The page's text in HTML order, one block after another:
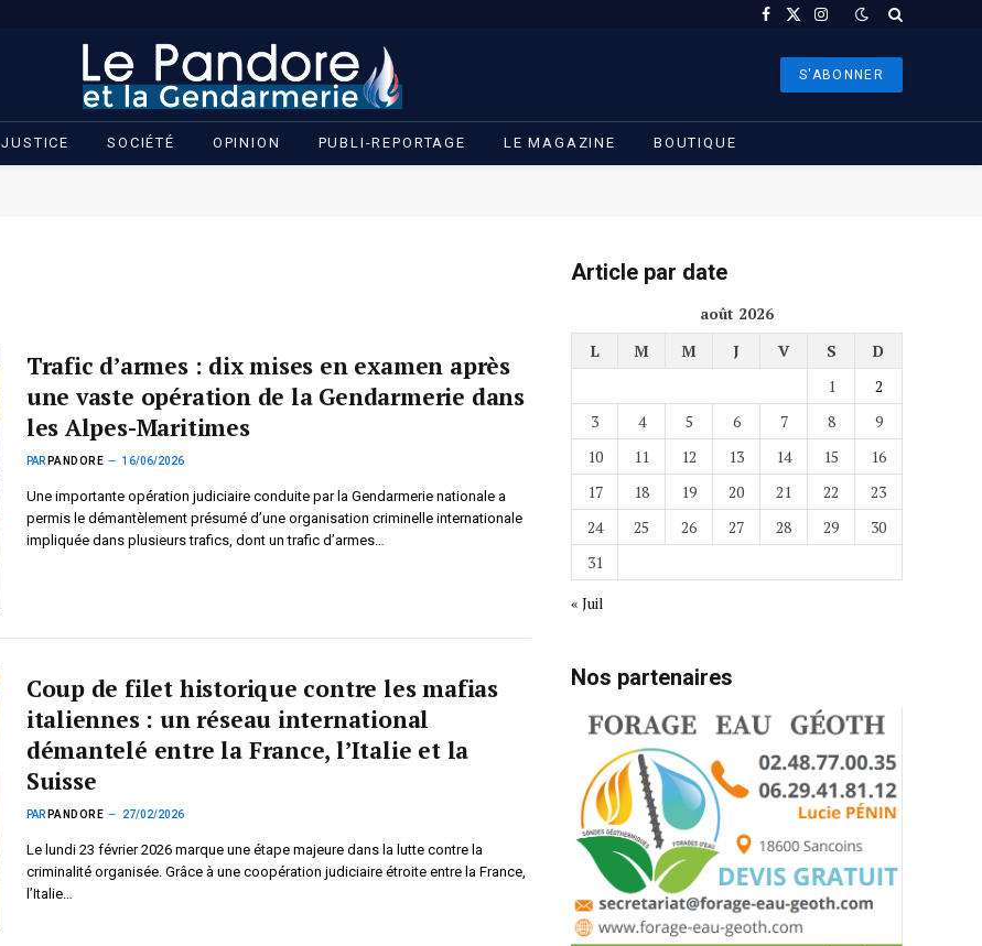
Facebook
X
Instagram
S'ABONNER
JUSTICE SOCIÉTÉ OPINION PUBLI-REPORTAGE LE MAGAZINE BOUTIQUE
Trafic d’armes : dix mises en examen après
une vaste opération de la Gendarmerie dans
les Alpes-Maritimes
PAR PANDORE 16/06/2026
Une importante opération judiciaire conduite par la Gendarmerie nationale a
permis le démantèlement présumé d’une organisation criminelle internationale
impliquée dans plusieurs trafics, dont un trafic d’armes…
Coup de filet historique contre les mafias
italiennes : un réseau international
démantelé entre la France, l’Italie et la
Suisse
PAR PANDORE 27/02/2026
Le lundi 23 février 2026 marque une étape majeure dans la lutte contre la
criminalité organisée. Grâce à une coopération judiciaire étroite entre la France,
l’Italie…
Article par date
août 2026
L
M M J V S
D
1
2
3
4 5 6 7 8
9
10
11 12 13 14 15
16
17
18 19 20 21 22
23
24
25 26 27 28 29
30
31
« Juil
Nos partenaires